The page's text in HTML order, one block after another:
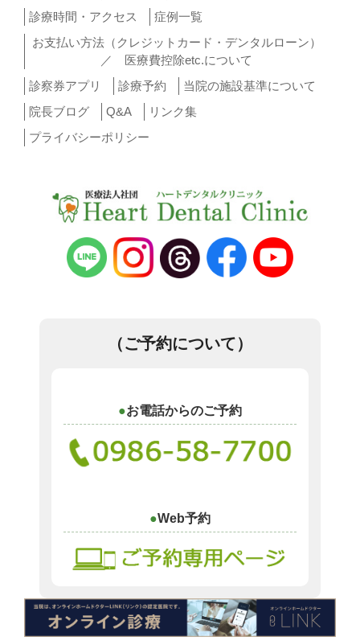
診療時間・アクセス
症例一覧
お支払い方法（クレジットカード・デンタルローン）
／ 医療費控除etc.について
診察券アプリ
診療予約
当院の施設基準について
院長ブログ
Q&A
リンク集
プライバシーポリシー
（ご予約について）
お電話からのご予約
Web予約